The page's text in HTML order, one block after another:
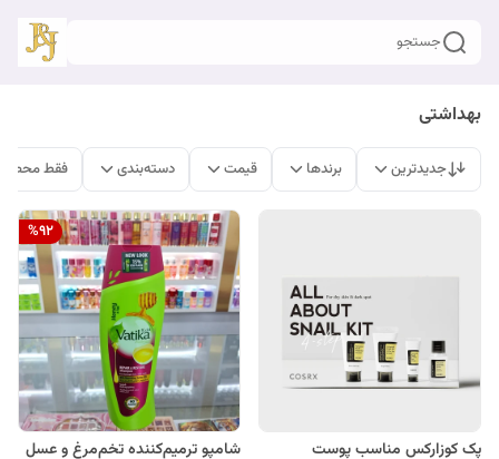
جستجو
بهداشتی
جدیدترین برندها قیمت دسته‌بندی فقط
پک کوزارکس مناسب پوست
%92
شامپو ترمیم‌کننده تخم‌مرغ و عسل